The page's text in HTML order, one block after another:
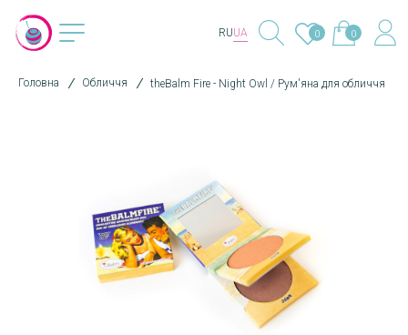
RUUA 0 0
Головна Обличчя theBalm Fire - Night Owl / Рум'яна для обличчя